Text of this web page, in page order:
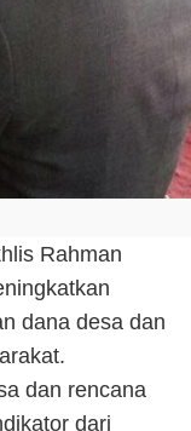
Rahman
dana desa dan
dan rencana
dari